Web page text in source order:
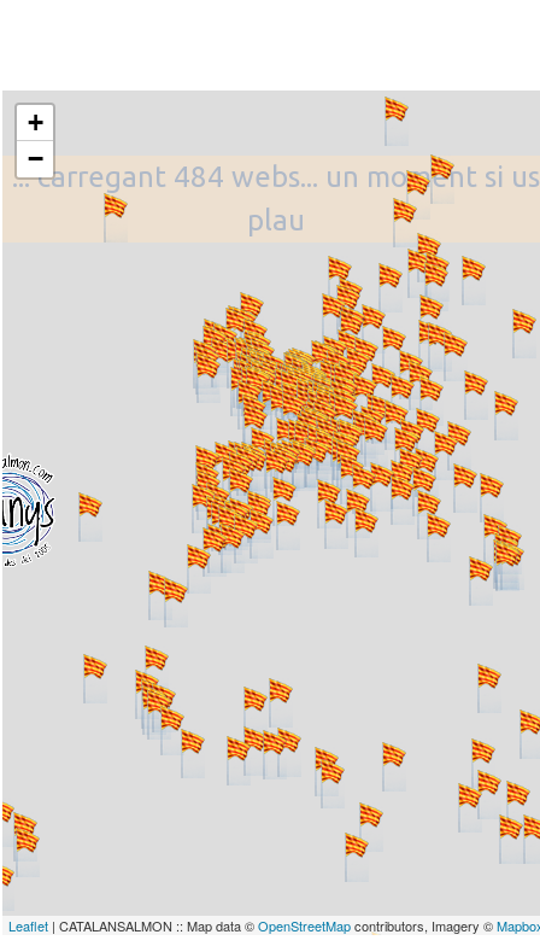
... carregant 484 webs... un moment si us
plau
+
−
Leaflet | CATALANSALMON :: Map data ©OpenStreetMapcontributors, Imagery ©